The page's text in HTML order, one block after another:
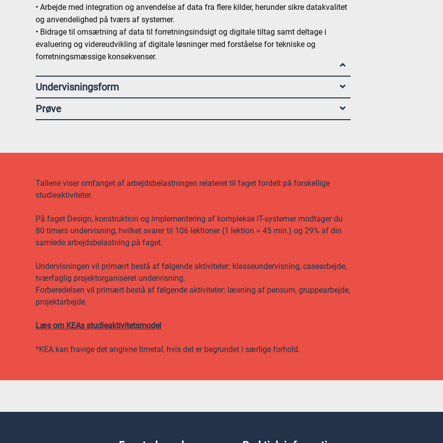
• Arbejde med integration og anvendelse af data fra flere kilder, herunder sikre datakvalitet
og anvendelighed på tværs af systemer.
• Bidrage til omsætning af data til forretningsindsigt og digitale tiltag samt deltage i
evaluering og videreudvikling af digitale løsninger med forståelse for tekniske og
forretningsmæssige konsekvenser.
Undervisningsform
Prøve
Tallene viser omfanget af arbejdsbelastningen relateret til faget fordelt på forskellige
studieaktiviteter.
På faget Design, konstruktion og implementering af komplekse IT-systemer modtager du
80 timers undervisning, hvilket svarer til 106 lektioner (1 lektion = 45 min.) og 29% af din
samlede arbejdsbelastning på faget.
Undervisningen vil primært bestå af følgende aktiviteter: klasseundervisning, casearbejde,
tværfaglig projektorganiseret undervisning.
Forberedelsen vil primært bestå af følgende aktiviteter: læsning af pensum, gruppearbejde,
projektarbejde.
Læs om KEAs studieaktivitetsmodel
*KEA kan fravige det angivne timetal, hvis det er begrundet i særlige forhold.